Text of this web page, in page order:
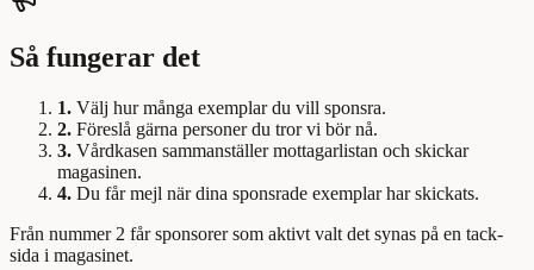
Så fungerar det
1. Välj hur många exemplar du vill sponsra.
2. Föreslå gärna personer du tror vi bör nå.
3. Vårdkasen sammanställer mottagarlistan och skickar
magasinen.
4. Du får mejl när dina sponsrade exemplar har skickats.
Från nummer 2 får sponsorer som aktivt valt det synas på en tack-
sida i magasinet.